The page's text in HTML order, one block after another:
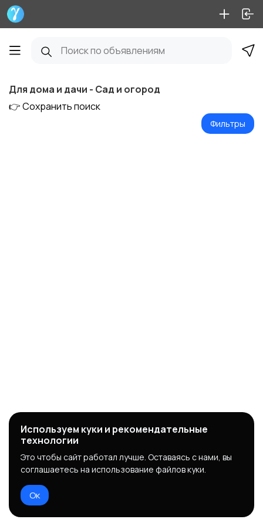
Для дома и дачи - Сад и огород
👉 Сохранить поиск
Фильтры
Используем куки и рекомендательные
технологии
Это чтобы сайт работал лучше. Оставаясь с нами, вы
соглашаетесь на использование файлов куки.
Ок